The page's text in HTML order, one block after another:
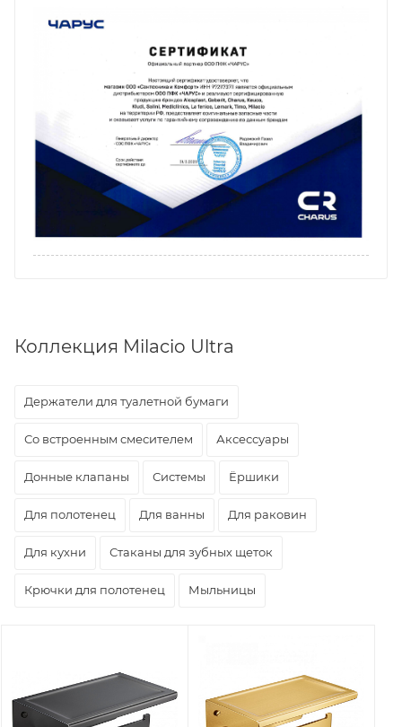
Коллекция Milacio Ultra
Держатели для туалетной бумаги
Со встроенным смесителем Аксессуары
Донные клапаны Системы Ёршики
Для полотенец Для ванны Для раковин
Для кухни Стаканы для зубных щеток
Крючки для полотенец Мыльницы